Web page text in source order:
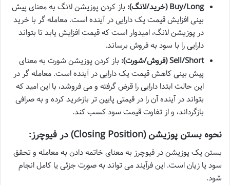
Buy/Long (خرید/لانگ):
باز کردن پوزیشن لانگ به معنای پیش
بینی افزایش قیمت یک دارایی در آینده است. معامله گر با خرید
در پوزیشن لانگ، امیدوار است که قیمت افزایش یابد تا بتواند
دارایی را با سود به فروش برساند.
Sell/Short (فروش/شورت):
باز کردن پوزیشن شورت به معنای
پیش بینی کاهش قیمت یک دارایی در آینده است. معامله گر در
این حالت ابتدا دارایی را قرض گرفته و می فروشد، با این امید که
بتواند در آینده آن را در قیمتی پایین تر بازخرید کرده و به صرافی
بازگرداند، و از تفاوت قیمت سود کسب کند.
نحوه بستن پوزیشن (Closing Position) در فیوچرز:
بستن یک پوزیشن در فیوچرز به معنای خاتمه دادن به معامله و تحقق
سود یا زیان است. این فرآیند می تواند به صورت جزئی یا کامل انجام
شود.